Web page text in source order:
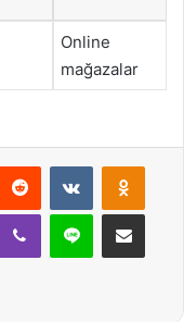
Online
mağazalar
Reddit VKontakte
Viber Line E-Posta ile